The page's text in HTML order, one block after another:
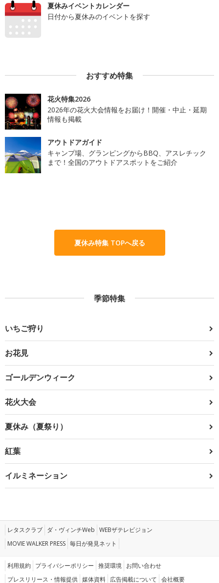
夏休みイベントカレンダー
日付から夏休みのイベントを探す
おすすめ特集
花火特集2026
2026年の花火大会情報をお届け！開催・中止・延期
情報も掲載
アウトドアガイド
キャンプ場、グランピングからBBQ、アスレチック
まで！全国のアウトドアスポットをご紹介
夏休み特集 TOPへ戻る
季節特集
いちご狩り
お花見
ゴールデンウィーク
花火大会
夏休み（夏祭り）
紅葉
イルミネーション
レタスクラブ ダ・ヴィンチWeb WEBザテレビジョン
MOVIE WALKER PRESS 毎日が発見ネット
利用規約 プライバシーポリシー 推奨環境 お問い合わせ
プレスリリース・情報提供 媒体資料 広告掲載について 会社概要